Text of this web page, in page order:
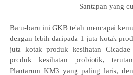
Santapan yang
Baru-baru ini GKB telah mencapai
dengan lebih daripada 1 juta kotak
juta kotak produk kesihatan
produk kesihatan probiotik,
Plantarum KM3 yang paling laris,